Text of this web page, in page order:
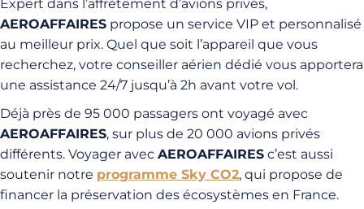
Expert dans l’affrètement d’avions privés,
AEROAFFAIRES propose un service VIP et personnalisé
au meilleur prix. Quel que soit l’appareil que vous
recherchez, votre conseiller aérien dédié vous apportera
une assistance 24/7 jusqu’à 2h avant votre vol.
Déjà près de 95 000 passagers ont voyagé avec
AEROAFFAIRES, sur plus de 20 000 avions privés
différents. Voyager avec AEROAFFAIRES c’est aussi
soutenir notre programme Sky CO2, qui propose de
financer la préservation des écosystèmes en France.